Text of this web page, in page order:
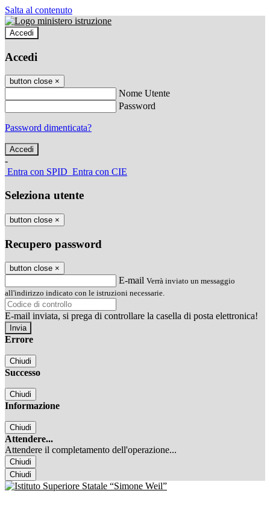
Salta al contenuto
Accedi
Accedi
button close ×
Nome Utente
Password
Password dimenticata?
-
Entra con SPID Entra con CIE
Seleziona utente
button close ×
Recupero password
button close ×
E-mail Verrà inviato un messaggio
all'indirizzo indicato con le istruzioni necessarie.
E-mail inviata, si prega di controllare la casella di posta elettronica!
Errore
Chiudi
Successo
Chiudi
Informazione
Chiudi
Attendere...
Attendere il completamento dell'operazione...
Chiudi
Chiudi